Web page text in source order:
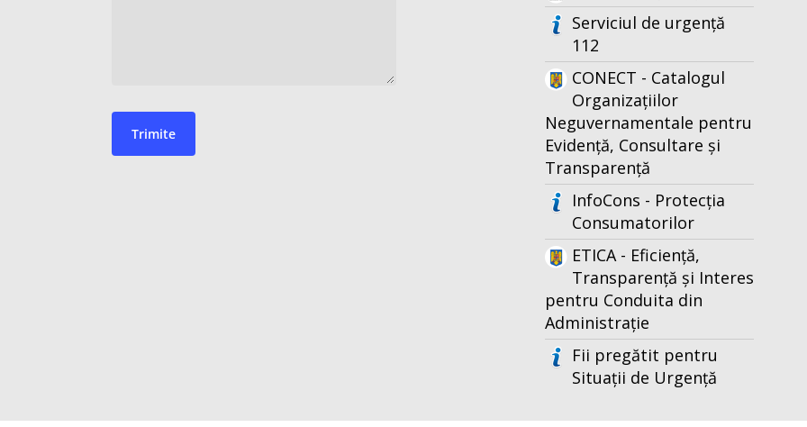
Serviciul de urgență
112
CONECT - Catalogul
Organizațiilor
Neguvernamentale pentru
Evidență, Consultare și
Transparență
InfoCons - Protecția
Consumatorilor
ETICA - Eficiență,
Transparență și Interes
pentru Conduita din
Administrație
Fii pregătit pentru
Situații de Urgență